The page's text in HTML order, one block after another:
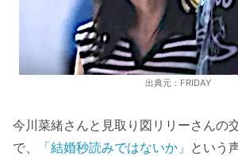
出典元：FRIDAY
今川菜緒さんと見取り図リリーさんの
で、
「結婚秒読みではないか」 という